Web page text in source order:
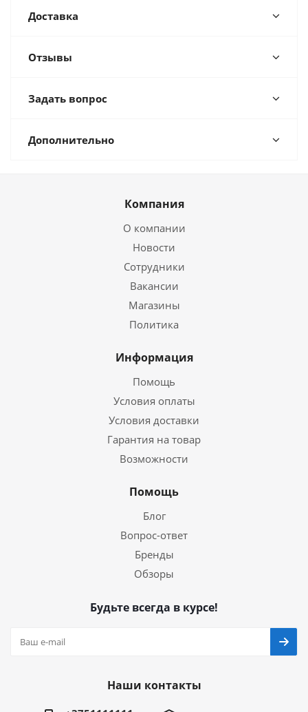
Доставка
Отзывы
Задать вопрос
Дополнительно
Компания
О компании
Новости
Сотрудники
Вакансии
Магазины
Политика
Информация
Помощь
Условия оплаты
Условия доставки
Гарантия на товар
Возможности
Помощь
Блог
Вопрос-ответ
Бренды
Обзоры
Будьте всегда в курсе!
Наши контакты